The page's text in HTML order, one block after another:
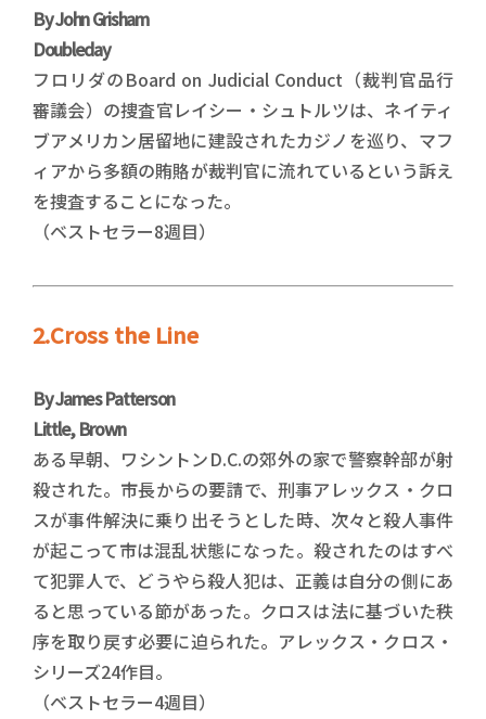
By John Grisham
Doubleday
フロリダのBoard on Judicial Conduct（裁判官品行
審議会）の捜査官レイシー・シュトルツは、ネイティ
ブアメリカン居留地に建設されたカジノを巡り、マフ
ィアから多額の賄賂が裁判官に流れているという訴え
を捜査することになった。
（ベストセラー8週目）
2.Cross the Line
By James Patterson
Little, Brown
ある早朝、ワシントンD.C.の郊外の家で警察幹部が射
殺された。市長からの要請で、刑事アレックス・クロ
スが事件解決に乗り出そうとした時、次々と殺人事件
が起こって市は混乱状態になった。殺されたのはすべ
て犯罪人で、どうやら殺人犯は、正義は自分の側にあ
ると思っている節があった。クロスは法に基づいた秩
序を取り戻す必要に迫られた。アレックス・クロス・
シリーズ24作目。
（ベストセラー4週目）